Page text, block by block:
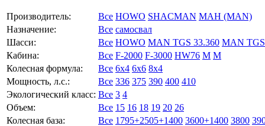
Производитель: Все HOWO SНACMAN МАН (MAN)
Назначение:
Все самосвал
Шасси:
Все HOWO MAN TGS 33.360 MAN
Кабина:
Все F-2000 F-3000 HW76 M М
Колесная формула:
Все 6x4 6x6 8x4
Мощность, л.с.:
Все 336 375 390 400 410
Экологический класс: Все 3 4
Объем:
Все 15 16 18 19 20 26
Колесная база:
Все 1795+2505+1400 3600+1400 3800